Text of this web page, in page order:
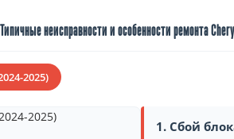
неисправности и особенности ремонта
2025)
1. Сбой